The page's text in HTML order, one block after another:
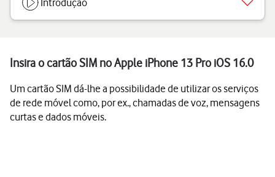
Introdução
Insira o cartão SIM no Apple iPhone 13 Pro iOS 16.0
Um cartão SIM dá-lhe a possibilidade de utilizar os serviços
de rede móvel como, por ex., chamadas de voz, mensagens
curtas e dados móveis.